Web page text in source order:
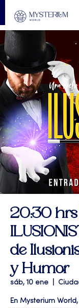
20:30 hrs
de
y Humor
sáb, 10 ene
En Mysterium